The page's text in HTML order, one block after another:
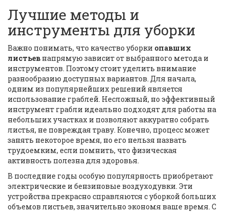
Лучшие методы и
инструменты для уборки
Важно понимать, что качество уборки опавших
листьев напрямую зависит от выбранного метода и
инструментов. Поэтому стоит уделить внимание
разнообразию доступных вариантов. Для начала,
одним из популярнейших решений является
использование граблей. Несложный, но эффективный
инструмент грабли идеально подходят для работы на
небольших участках и позволяют аккуратно собрать
листья, не повреждая траву. Конечно, процесс может
занять некоторое время, но его нельзя назвать
трудоемким, если помнить, что физическая
активность полезна для здоровья.
В последние годы особую популярность приобретают
электрические и бензиновые воздуходувки. Эти
устройства прекрасно справляются с уборкой больших
объемов листьев, значительно экономя ваше время. С